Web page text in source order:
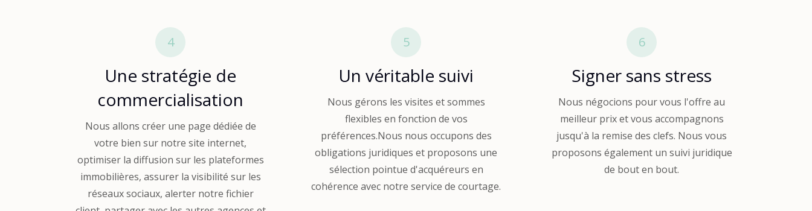
4
Une stratégie de
commercialisation
Nous allons créer une page dédiée de
votre bien sur notre site internet,
optimiser la diffusion sur les plateformes
immobilières, assurer la visibilité sur les
réseaux sociaux, alerter notre fichier
5
Un véritable suivi
Nous gérons les visites et sommes
flexibles en fonction de vos
préférences.Nous nous occupons des
obligations juridiques et proposons une
sélection pointue d'acquéreurs en
cohérence avec notre service de courtage.
6
Signer sans stress
Nous négocions pour vous l'offre au
meilleur prix et vous accompagnons
jusqu'à la remise des clefs. Nous vous
proposons également un suivi juridique
de bout en bout.